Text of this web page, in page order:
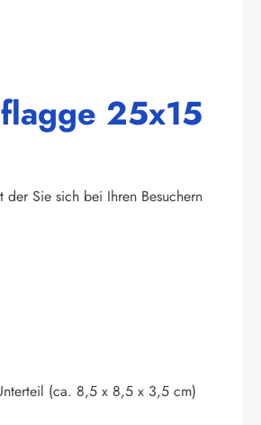
25x15
Sie sich bei Ihren Besuchern
(ca. 8,5 x 8,5 x 3,5 cm)